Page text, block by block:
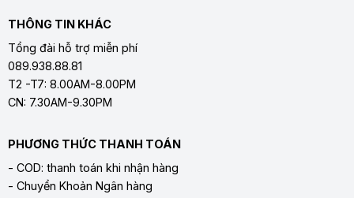
THÔNG TIN KHÁC
Tổng đài hỗ trợ miễn phí
089.938.88.81
T2 -T7: 8.00AM-8.00PM
CN: 7.30AM-9.30PM
PHƯƠNG THỨC THANH TOÁN
- COD: thanh toán khi nhận hàng
- Chuyển Khoản Ngân hàng